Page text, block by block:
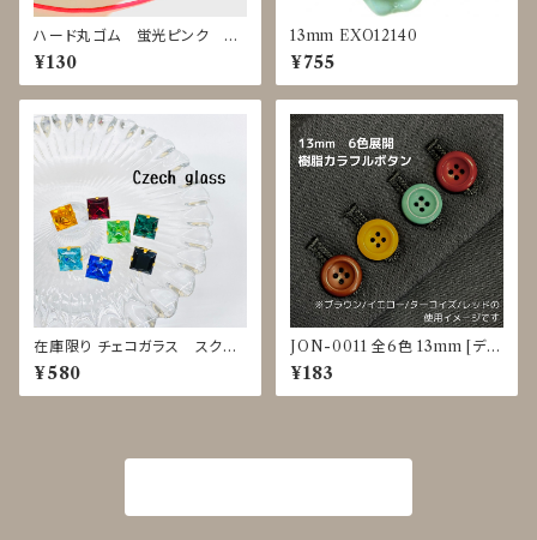
ハード丸ゴム 蛍光ピンク ｍ
単位で切り売り
¥130
13mm EXO12140
¥755
在庫限り チェコガラス スクエ
アボタン◇17mm
¥580
JON-0011 全6色 13mm [ディ
ープカラー] [カラフル]
¥183